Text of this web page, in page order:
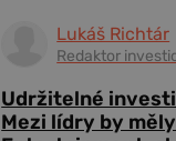
Lukáš Richtár
Redaktor
Udržitelné
Mezi lídry by